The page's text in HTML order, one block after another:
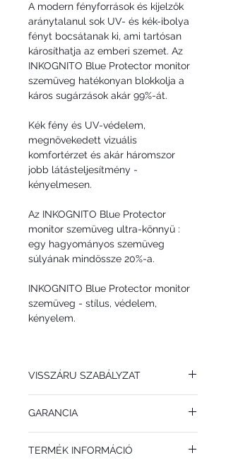
A modern fényforrások és kijelzők
aránytalanul sok UV- és kék-ibolya
fényt bocsátanak ki, ami tartósan
károsíthatja az emberi szemet. Az
INKOGNITO Blue Protector monitor
szemüveg hatékonyan blokkolja a
káros sugárzások akár 99%-át.
Kék fény és UV-védelem,
megnövekedett vizuális
komfortérzet és akár háromszor
jobb látásteljesítmény -
kényelmesen.
Az INKOGNITO Blue Protector
monitor szemüveg ultra-könnyü :
egy hagyományos szemüveg
súlyának mindössze 20%-a.
INKOGNITO Blue Protector monitor
szemüveg - stílus, védelem,
kényelem.
VISSZÁRU SZABÁLYZAT
szemüveget a csomag kézhezvételétől
GARANCIA
Blue Protector monitor szemüvegre
TERMÉK INFORMÁCIÓ